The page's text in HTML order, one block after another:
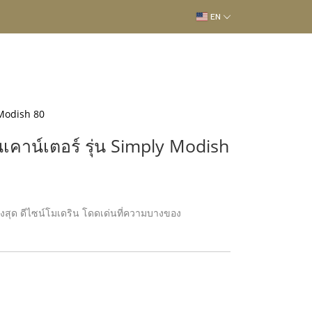
EN
80
คาน์เตอร์ รุ่น Simply Modish
สุด ดีไซน์โมเดริน โดดเด่นที่ความบางของ